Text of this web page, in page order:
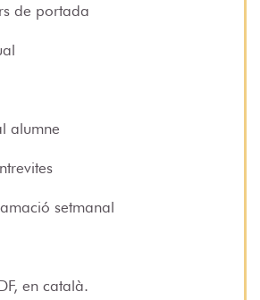
de portada
alumne
setmanal
en català.